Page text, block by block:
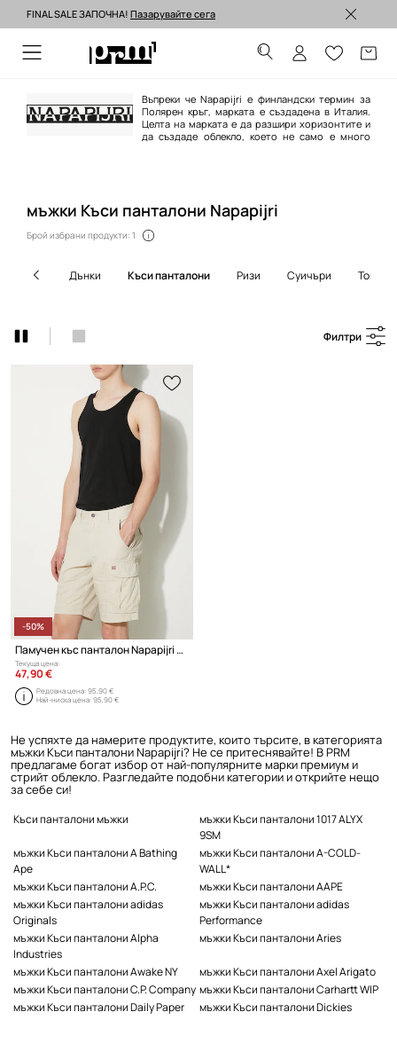
Изпращане до 24 часа >
FINAL SALE ЗАПОЧНА! Пазарувайте сега
Въпреки че Napapijri е финландски термин за
Полярен кръг, марката е създадена в Италия.
Целта на марката е да разшири хоризонтите и
да създаде облекло, което не само е много
мъжки Къси панталони Napapijri
Брой избрани продукти: 1
дънки къси панталони ризи суичъри
Филтри
-50%
Памучен къс панталон Napapijri Noto 2.0
Текуща цена:
47,90 €
Редовна цена:95,90 €
Най-ниска цена:95,90 €
Не успяхте да намерите продуктите, които търсите, в категорията
мъжки Къси панталони Napapijri? Не се притеснявайте! В PRM
предлагаме богат избор от най-популярните марки премиум и
стрийт облекло. Разгледайте подобни категории и открийте нещо
за себе си!
Къси панталони мъжки
мъжки Къси панталони 1017 ALYX
9SM
мъжки Къси панталони A Bathing
Ape
мъжки Къси панталони A-COLD-
WALL*
мъжки Къси панталони A.P.C.
мъжки Къси панталони AAPE
мъжки Къси панталони adidas
Originals
мъжки Къси панталони adidas
Performance
мъжки Къси панталони Alpha
Industries
мъжки Къси панталони Aries
мъжки Къси панталони Awake NY
мъжки Къси панталони Axel Arigato
мъжки Къси панталони C.P. Company мъжки Къси панталони Carhartt WIP
мъжки Къси панталони Daily Paper
мъжки Къси панталони Dickies